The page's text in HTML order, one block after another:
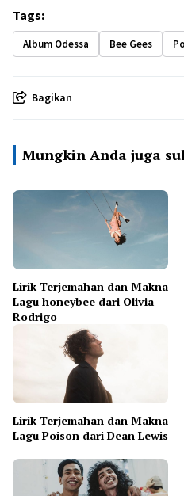
Tags:
Album Odessa Bee Gees
Bagikan
Mungkin Anda juga
Lirik Terjemahan dan Makna
Lagu honeybee dari Olivia
Rodrigo
Lirik Terjemahan dan Makna
Lagu Poison dari Dean Lewis